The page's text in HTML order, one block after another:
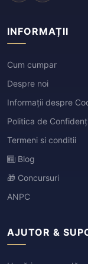
INFORMAȚII
Cum cumpar
Despre noi
Informații despre
Politica de
Termeni si conditii
Blog
🎁 Concursuri
ANPC
AJUTOR &